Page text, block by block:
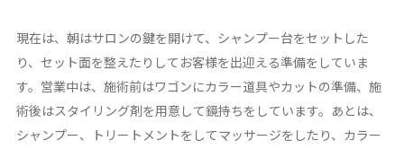
現在は、朝はサロンの鍵を開けて、シャンプー台をセットした
り、セット面を整えたりしてお客様を出迎える準備をしていま
す。営業中は、施術前はワゴンにカラー道具やカットの準備、施
術後はスタイリング剤を用意して鏡持ちをしています。あとは、
シャンプー、トリートメントをしてマッサージをしたり、カラー